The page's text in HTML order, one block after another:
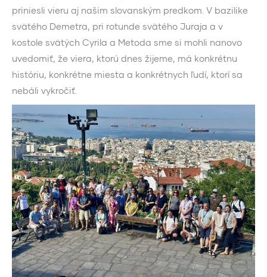
priniesli vieru aj našim slovanským predkom. V bazilike
svätého Demetra, pri rotunde svätého Juraja a v
kostole svätých Cyrila a Metoda sme si mohli nanovo
uvedomiť, že viera, ktorú dnes žijeme, má konkrétnu
históriu, konkrétne miesta a konkrétnych ľudí, ktorí sa
nebáli vykročiť.